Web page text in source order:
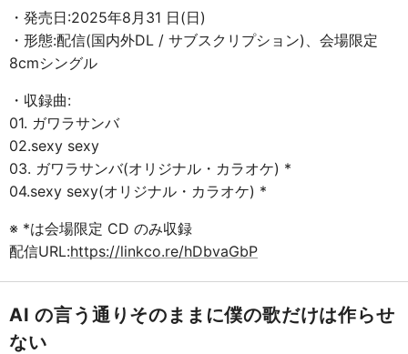
・発売日:2025年8月31 日(日)
・形態:配信(国内外DL / サブスクリプション)、会場限定
8cmシングル
・収録曲:
01. ガワラサンバ
02.sexy sexy
03. ガワラサンバ(オリジナル・カラオケ) *
04.sexy sexy(オリジナル・カラオケ) *
※ *は会場限定 CD のみ収録
配信URL:https://linkco.re/hDbvaGbP
AI の言う通りそのままに僕の歌だけは作らせ
ない